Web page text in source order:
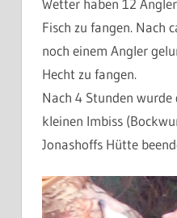
Wetter haben 12
Fisch zu fangen. Nach
noch einem Angler
Hecht zu fangen.
Nach 4 Stunden wurde
kleinen Imbiss
Jonashoffs Hütte